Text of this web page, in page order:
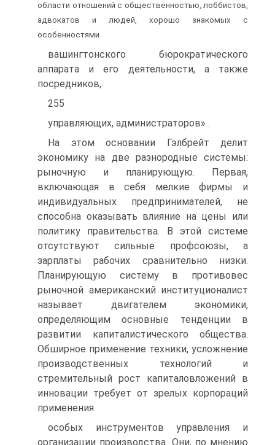
области отношений с общественностью, лоббистов,
адвокатов и людей, хорошо знакомых с
особенностями
вашингтонского бюрократического
аппарата и его деятельности, а также
посредников,
255
управляющих, администраторов» .
На этом основании Гэлбрейт делит
экономику на две разнородные системы:
рыночную и планирующую. Первая,
включающая в себя мелкие фирмы и
индивидуальных предпринимателей, не
способна оказывать влияние на цены или
политику правительства. В этой системе
отсутствуют сильные профсоюзы, а
зарплаты рабочих сравнительно низки.
Планирующую систему в противовес
рыночной американский институционалист
называет двигателем экономики,
определяющим основные тенденции в
развитии капиталистического общества.
Обширное применение техники, усложнение
производственных технологий и
стремительный рост капиталовложений в
инновации требует от зрелых корпораций
применения
особых инструментов управления и
организации производства. Они, по мнению